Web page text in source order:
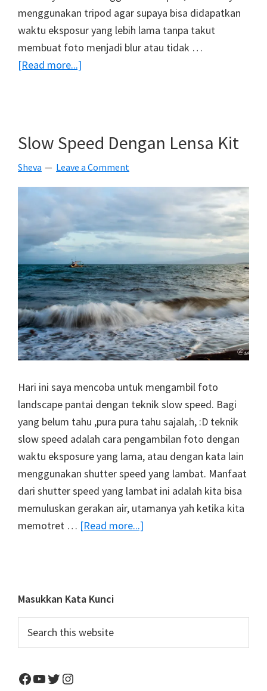
menggunakan tripod agar supaya bisa didapatkan
waktu eksposur yang lebih lama tanpa takut
membuat foto menjadi blur atau tidak …
[Read more...]
Model
Part
II
Slow Speed Dengan Lensa Kit
Sheva Leave a Comment
Hari ini saya mencoba untuk mengambil foto
landscape pantai dengan teknik slow speed. Bagi
yang belum tahu ,pura pura tahu sajalah, :D teknik
slow speed adalah cara pengambilan foto dengan
waktu eksposure yang lama, atau dengan kata lain
menggunakan shutter speed yang lambat. Manfaat
dari shutter speed yang lambat ini adalah kita bisa
memuluskan gerakan air, utamanya yah ketika kita
memotret … [Read more...]
Primary
Sidebar
Masukkan Kata Kunci
this
website
Facebook
YouTube
Twitter
Instagram